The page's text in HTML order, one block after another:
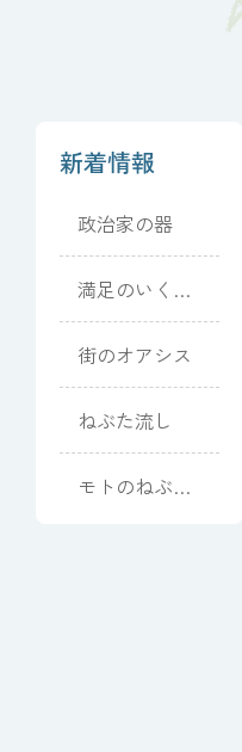
新着情報
政治家の器
満足のいく式
になりました
街のオアシス
ねぶた流し
モトのねぶた